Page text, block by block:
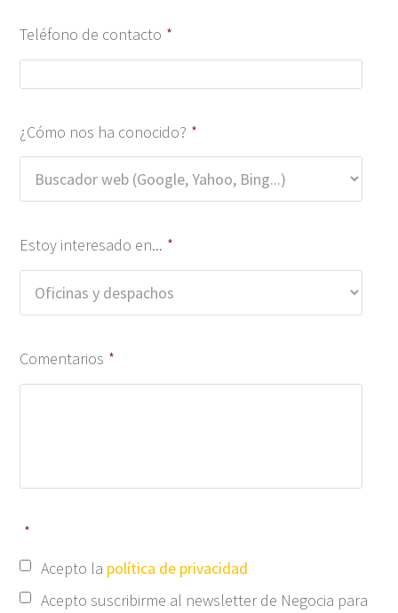
Teléfono de contacto *
¿Cómo nos ha conocido? *
Estoy interesado en... *
Comentarios *
*
Acepto la política de privacidad
Acepto suscribirme al newsletter de Negocia para